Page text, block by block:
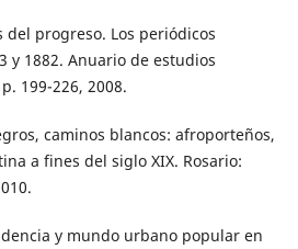
del progreso. Los periódicos
y 1882. Anuario de estudios
199-226, 2008.
caminos blancos: afroporteños,
a fines del siglo XIX. Rosario:
y mundo urbano popular en